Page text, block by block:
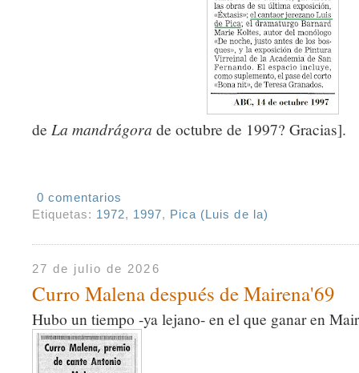
de La mandrágora de octubre de 1997? Gracias].
0 comentarios
Etiquetas: 1972, 1997, Pica (Luis de la)
27 de julio de 2026
Curro Malena después de Mairena'69
Hubo un tiempo -ya lejano- en el que ganar en